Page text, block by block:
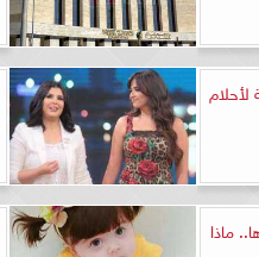
لأحلام
ماذا